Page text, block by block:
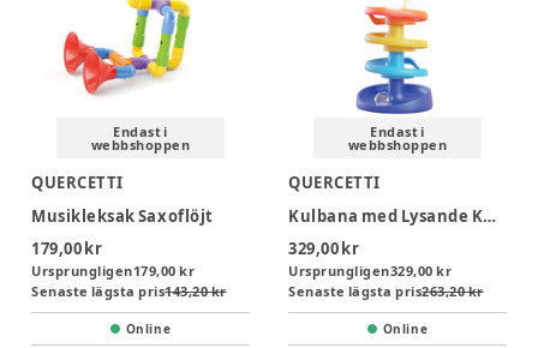
Endast i
webbshoppen
QUERCETTI
Musikleksak Saxoflöjt
179,00 kr
Ursprungligen179,00 kr
Senaste lägsta pris143,20 kr
Online
Endast i
webbshoppen
QUERCETTI
Kulbana med Lysande Kulor
329,00 kr
Ursprungligen329,00 kr
Senaste lägsta pris263,20 kr
Online